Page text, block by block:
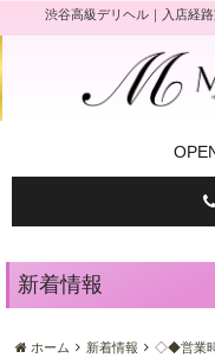
渋谷高級デリヘル｜入店経
新着情報
ホーム 新着情報 ◇◆営業時